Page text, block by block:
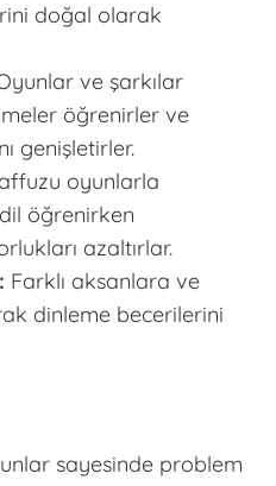
doğal olarak
ve şarkılar
öğrenirler ve
genişletirler.
oyunlarla
öğrenirken
azaltırlar.
Farklı aksanlara ve
dinleme becerilerini
sayesinde problem